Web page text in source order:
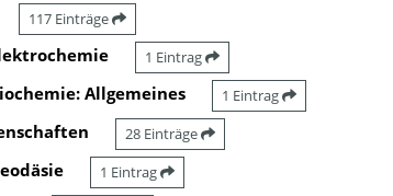
117 Einträge
1 Eintrag
Allgemeines 1 Eintrag
28 Einträge
1 Eintrag